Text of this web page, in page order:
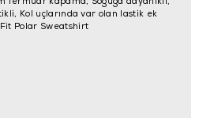
Kol uçlarında var olan lastik ek
Polar Sweatshirt